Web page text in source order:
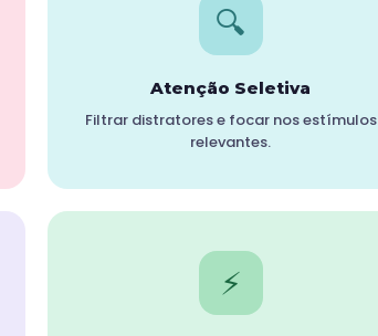
🔍
Atenção Seletiva
Filtrar distratores e focar nos estímulos
relevantes.
⚡